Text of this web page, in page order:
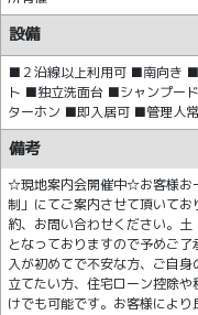
設備
■２沿線以上利用可 ■南向き
ト ■独立洗面台 ■シャンプー
ターホン ■即入居可 ■管理人
備考
☆現地案内会開催中☆お客様お
制」にてご案内させて頂いて
約、お問い合わせください。
となっておりますので予めご
入が初めてで不安な方、ご自
立てたい方、住宅ローン控除
けでも可能です。お客様により